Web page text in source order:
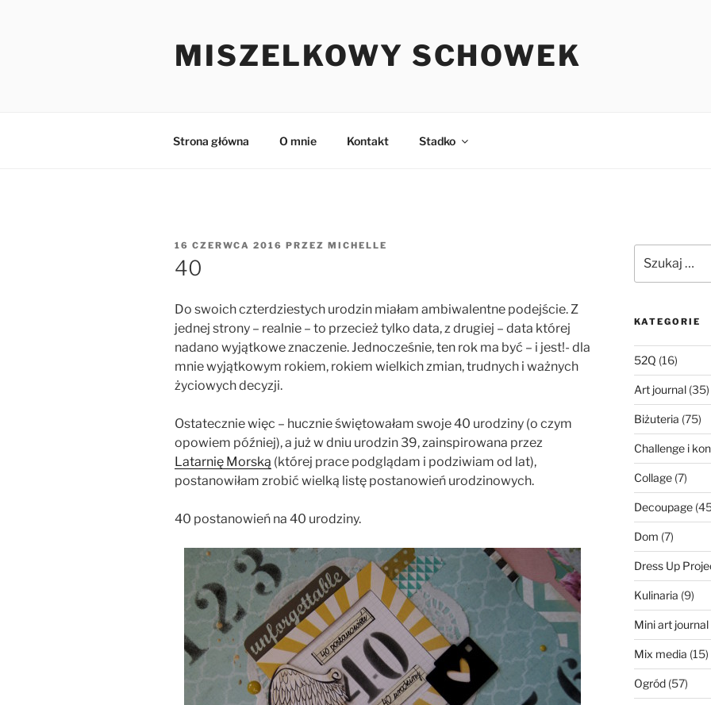
MISZELKOWY SCHOWEK
Strona główna O mnie Kontakt Stadko
OPUBLIKOWANE
W
16 CZERWCA 2016 PRZEZ MICHELLE
40
Do swoich czterdziestych urodzin miałam ambiwalentne podejście. Z
jednej strony – realnie – to przecież tylko data, z drugiej – data której
nadano wyjątkowe znaczenie. Jednocześnie, ten rok ma być – i jest!- dla
mnie wyjątkowym rokiem, rokiem wielkich zmian, trudnych i ważnych
życiowych decyzji.
Ostatecznie więc – hucznie świętowałam swoje 40 urodziny (o czym
opowiem później), a już w dniu urodzin 39, zainspirowana przez
Latarnię Morską (której prace podglądam i podziwiam od lat),
postanowiłam zrobić wielką listę postanowień urodzinowych.
40 postanowień na 40 urodziny.
KATEGORIE
52Q (16)
Art journal(35)
Biżuteria (75)
Challenge i
Collage(7)
Decoupage
Dom (7)
Dress Up
Kulinaria (9)
Mini art
Mix media (15)
Ogród(57)